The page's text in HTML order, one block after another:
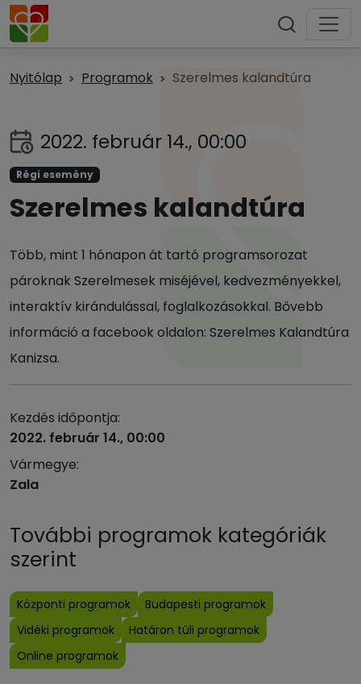
Nyitólap Programok Szerelmes kalandtúra
2022. február 14., 00:00
Régi esemény
Szerelmes kalandtúra
Több, mint 1 hónapon át tartó programsorozat
pároknak Szerelmesek miséjével, kedvezményekkel,
interaktív kirándulással, foglalkozásokkal. Bővebb
információ a facebook oldalon: Szerelmes Kalandtúra
Kanizsa.
Kezdés időpontja:
2022. február 14., 00:00
Vármegye:
Zala
További programok kategóriák
szerint
Központi programok
Budapesti programok
Vidéki programok
Határon túli programok
Online programok